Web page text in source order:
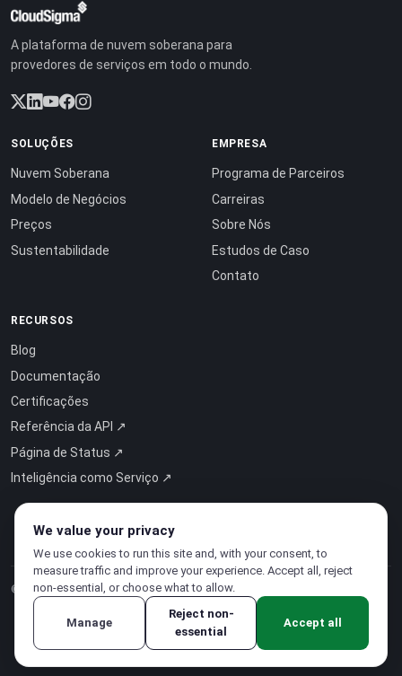
A plataforma de nuvem soberana para
provedores de serviços em todo o mundo.
SOLUÇÕES
Nuvem Soberana
Modelo de Negócios
Preços
Sustentabilidade
EMPRESA
Programa de Parceiros
Carreiras
Sobre Nós
Estudos de Caso
Contato
RECURSOS
Blog
Documentação
Certificações
Referência da API ↗
Página de Status ↗
Inteligência como Serviço ↗
© 2026 CloudSigma Holding AG.Todos os direitos reservados
Política de Privacidade·Termos de Serviço
We value your privacy
We use cookies to run this site and, with your consent, to
measure traffic and improve your experience. Accept all, reject
non-essential, or choose what to allow.
Manage
Reject non-
essential
Accept all